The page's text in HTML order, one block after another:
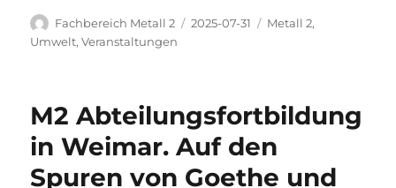
Autor
Fachbereich Metall 2
Veröffentlicht
2025-07-31 Kategorien
Metall 2,
Umwelt,Veranstaltungen
M2 Abteilungsfortbildung
in Weimar. Auf den
Spuren von Goethe und